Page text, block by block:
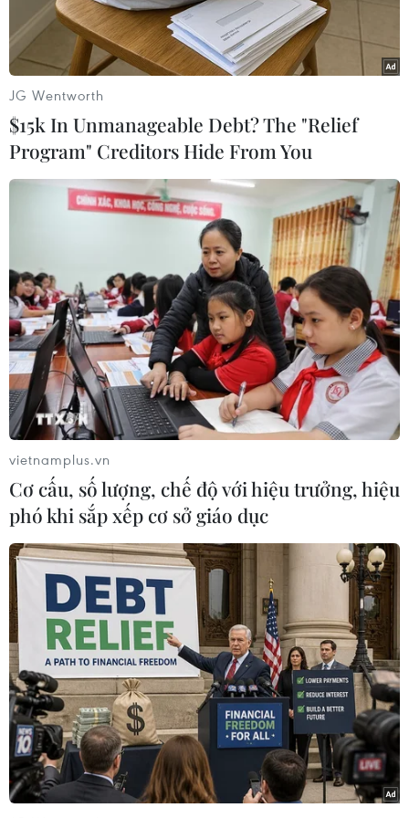
Ảnh minh họa. (Nguồn: TTXVN)
Ngày 14/4, Tỉnh ủy Bình Thuận có công văn gửi
các đơn vị liên quan yêu cầu tăng cường công
tác quản lý nhà nước về đất đai trên địa bàn
toàn tỉnh.
Theo báo cáo của Tỉnh ủy Bình Thuận, trong
thời gian qua, tình trạng lấn chiếm đất công, đất
chuẩn bị giao, đất đã giao cho các dự án, đất
lâm nghiệp vẫn còn xảy ra, có nơi lấn chiếm đất
quy mô diện tích lớn.
Đối tượng lấn chiếm thường có mối quan hệ
trong xã hội, có tổ chức, gây mất an ninh, trật tự
tại địa phương, làm ảnh hưởng đến môi trường
đầu tư của tỉnh và hiệu lực, hiệu quả quản lý
nhà nước trên lĩnh vực tài nguyên, đất đai.
Cấp ủy các cấp chưa quan tâm lãnh đạo, chỉ đạo
thực hiện những nội dung nêu trong công văn
số 488-CV/TU (tháng 6/2022) của Ban Thường vụ
Tỉnh ủy.
Thường trực Tỉnh ủy đề nghị cấp ủy, chính
quyền và lực lượng chức năng các cấp lãnh đạo,
JG Wentworth
$15k In Unmanageable Debt? The "Relief
Program" Creditors Hide From You
vietnamplus.vn
Cơ cấu, số lượng, chế độ với hiệu trưởng, hiệu
phó khi sắp xếp cơ sở giáo dục